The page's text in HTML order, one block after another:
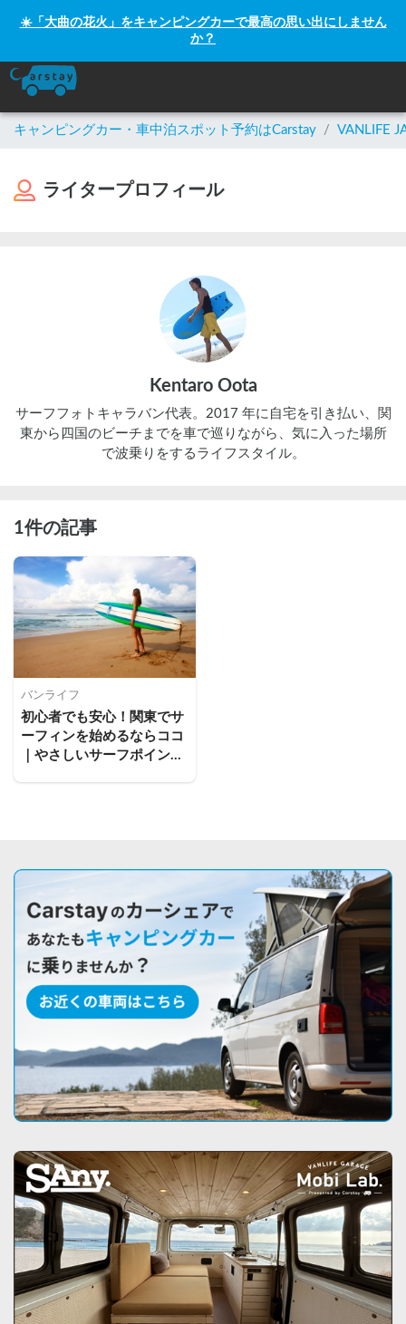
☀️「大曲の花火」をキャンピングカーで最高の思い出にしません
か？
キャンピングカー・車中泊スポット予約はCarstay / VANLIFE
ライタープロフィール
Kentaro Oota
サーフフォトキャラバン代表。2017 年に⾃宅を引き払い、関
東から四国のビーチまでを⾞で巡りながら、気に⼊った場所
で波乗りをするライフスタイル。
1件の記事
バンライフ
初心者でも安心！関東でサ
ーフィンを始めるならココ
｜やさしいサーフポイント